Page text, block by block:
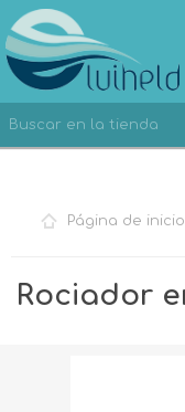
REGISTRO
Página de inicio
Rociador